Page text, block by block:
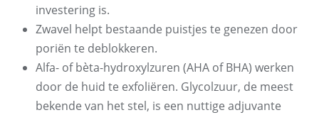
investering is.
Zwavel helpt bestaande puistjes te genezen door
poriën te deblokkeren.
Alfa- of bèta-hydroxylzuren (AHA of BHA) werken
door de huid te exfoliëren. Glycolzuur, de meest
bekende van het stel, is een nuttige adjuvante